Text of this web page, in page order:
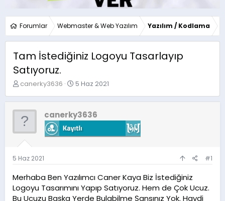
Forumlar Webmaster & Web Yazılım Yazılım / Kodlama
Tam İstediğiniz Logoyu Tasarlayıp
Satıyoruz.
K
u
y
a
ş
t
a
canerky3636
B
a
n
g
a
r
i
5 Haz 2021
canerky3636
5 Haz 2021 #1
Merhaba Ben Yazılımcı Caner Kaya Biz İstediğiniz
Logoyu Tasarımını Yapıp Satıyoruz. Hem de Çok Ucuz.
Bu Ucuzu Başka Yerde Bulabilme Şansınız Yok. Haydi